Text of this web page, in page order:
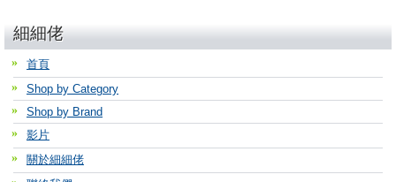
細細佬
首頁
Shop by Category
Shop by Brand
影片
關於細細佬